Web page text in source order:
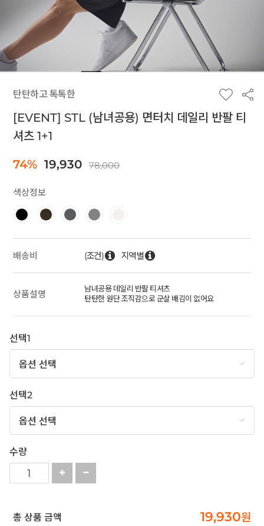
탄탄하고 톡톡한
[EVENT] STL (남녀공용) 면터치 데일리 반팔 티
셔츠 1+1
74% 19,930 78,000
색상정보
배송비 (조건) 지역별
상품설명
남녀공용 데일리 반팔 티셔츠
탄탄한 원단 조직감으로 군살 배김이 없어요
선택1
선택2
수량
총 상품 금액 19,930원